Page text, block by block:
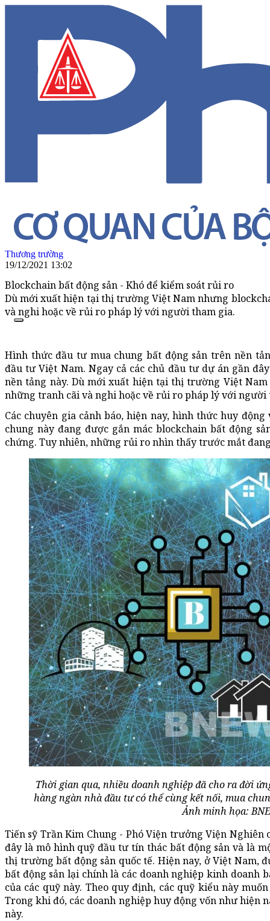
Thương trường
19/12/2021 13:02
Blockchain bất động sản - Khó để kiểm soát rủi ro
Dù mới xuất hiện tại thị trường Việt Nam nhưng
và nghi hoặc về rủi ro pháp lý với người tham gia.
Hình thức đầu tư mua chung bất động sản trên nền
đầu tư Việt Nam. Ngay cả các chủ đầu tư dự án gần
nền tảng này. Dù mới xuất hiện tại thị trường Việt
những tranh cãi và nghi hoặc về rủi ro pháp lý với người
Các chuyên gia cảnh báo, hiện nay, hình thức huy
chung này đang được gắn mác blockchain bất động
chứng. Tuy nhiên, những rủi ro nhìn thấy trước mắt
Thời gian qua, nhiều doanh nghiệp đã cho ra đời
hàng ngàn nhà đầu tư có thể cùng kết nối, mua
Ảnh minh họa:
Tiến sỹ Trần Kim Chung - Phó Viện trưởng Viện
đây là mô hình quỹ đầu tư tín thác bất động sản và là
thị trường bất động sản quốc tế. Hiện nay, ở Việt Nam,
bất động sản lại chính là các doanh nghiệp kinh doanh
của các quỹ này. Theo quy định, các quỹ kiểu này
Trong khi đó, các doanh nghiệp huy động vốn như hiện
này.